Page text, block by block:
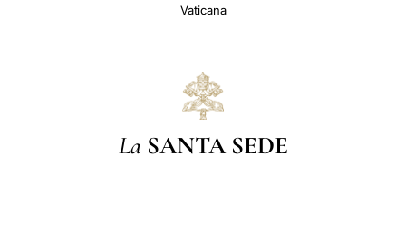
Vaticana
La SANTA SEDE